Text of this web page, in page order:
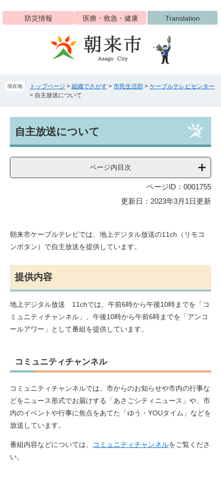
ジ
ュ
防災情報 医療・救急・健康 Translation
現在地 トップページ > 組織でさがす > 市民生活部 > ケーブルテレビセンター
> 自主放送について
自主放送について
ページ内目次
ページID：0001755
更新日：2023年3月1日更新
朝来市ケーブルテレビでは、地上デジタル放送の11ch（リモコ
ンボタン）で自主放送を提供しています。
提供内容
地上デジタル放送 11chでは、午前6時から午後10時までを「コ
ミュニティチャンネル」、午後10時から午前6時までを「アンコ
ールアワー」として番組を提供しています。
コミュニティチャンネル
コミュニティチャンネルでは、市からのお知らせや市内の行事な
どをニュース形式でお届けする「あさごシティニュース」や、市
内のイベントや行事に焦点をあてた「ゆう・YOUタイム」などを
放送しています。
番組内容などについては、 コミュニティチャンネルをご覧くださ
い。